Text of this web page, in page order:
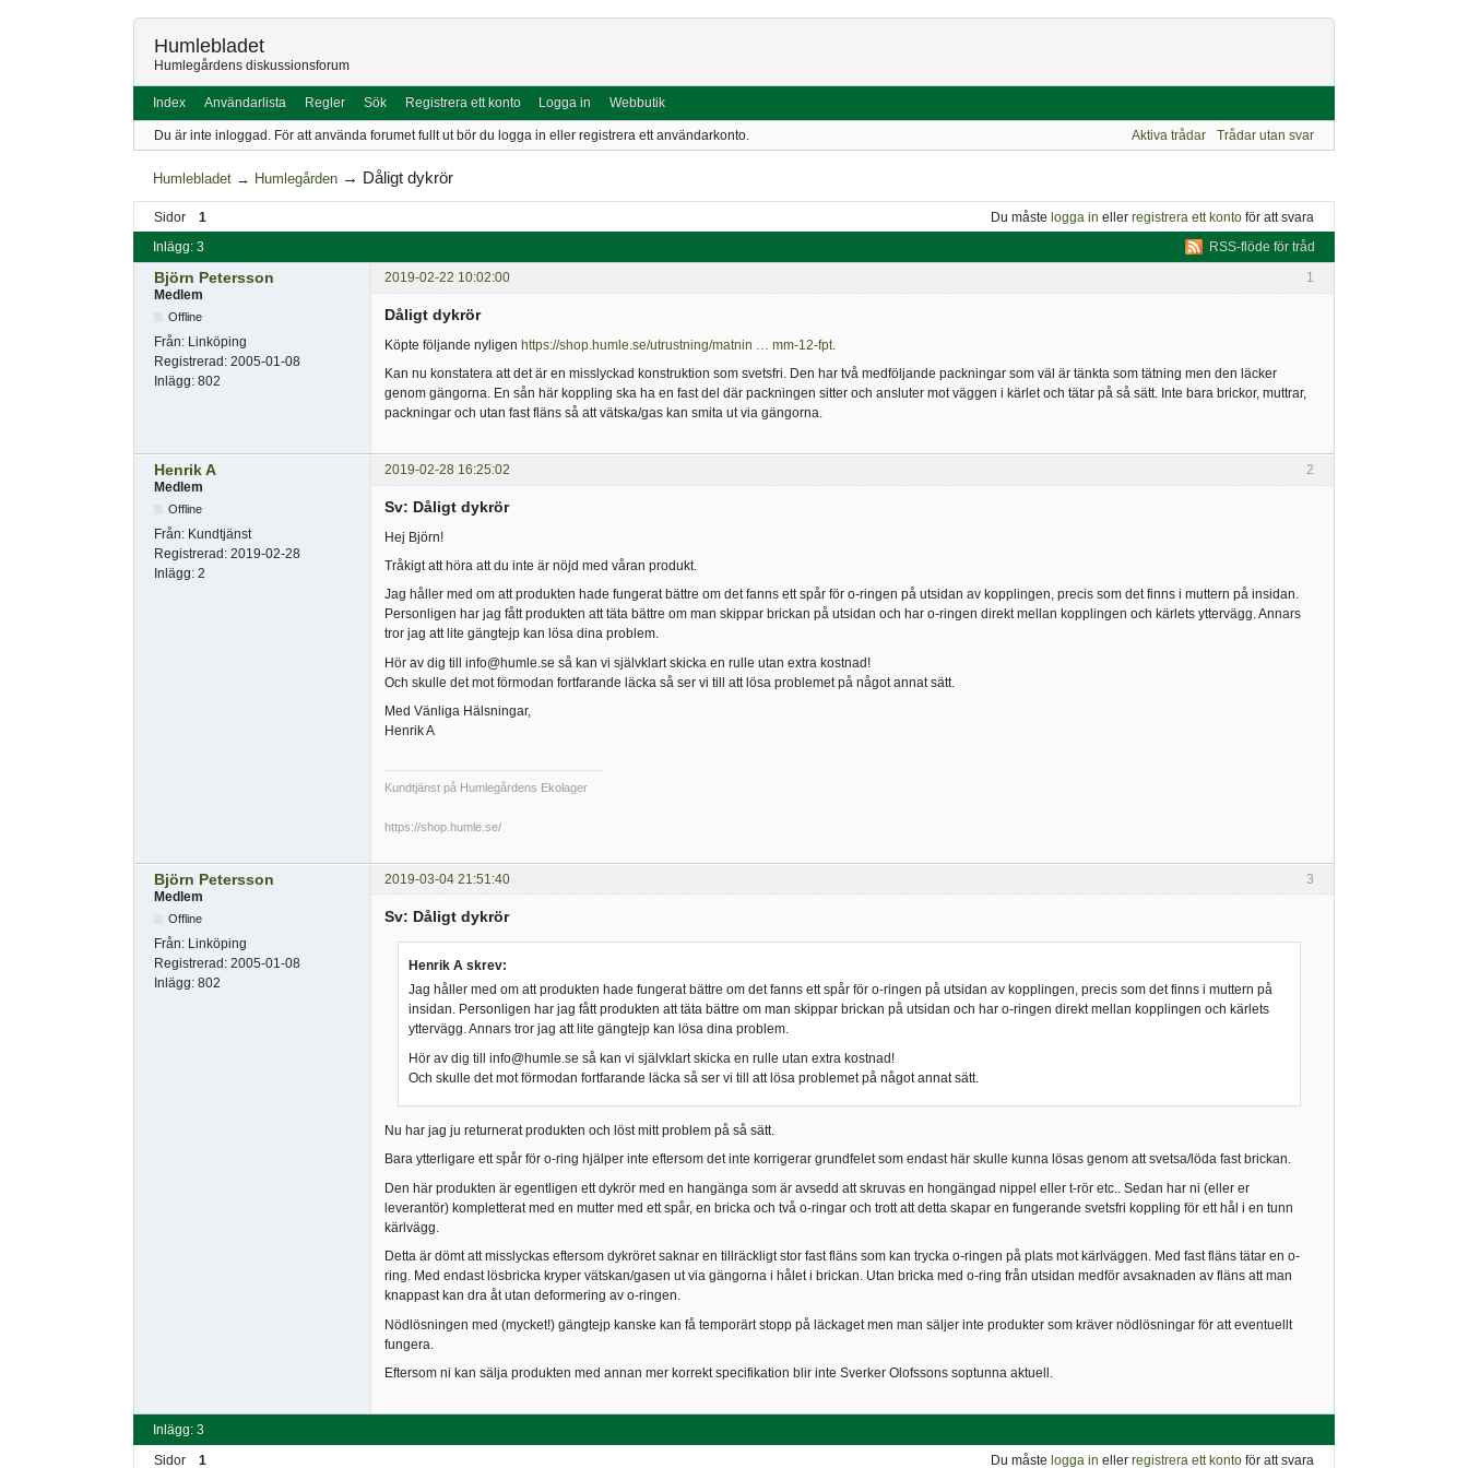
Humlebladet
Humlegårdens diskussionsforum
Index Användarlista Regler Sök Registrera ett konto Logga in Webbutik
Du är inte inloggad. För att använda forumet fullt ut bör du logga in eller registrera ett användarkonto. Aktiva trådar Trådar utan svar
Humlebladet → Humlegården → Dåligt dykrör
Sidor 1 Du måste logga in eller registrera ett konto för att svara
RSS-flöde för tråd
Inlägg: 3
1
Björn Petersson
2019-02-22 10:02:00
Medlem
Offline
Från: Linköping
Registrerad: 2005-01-08
Inlägg: 802
Dåligt dykrör
Köpte följande nyligen https://shop.humle.se/utrustning/matnin … mm-12-fpt.
Kan nu konstatera att det är en misslyckad konstruktion som svetsfri. Den har två medföljande packningar som väl är tänkta som tätning men den läcker
genom gängorna. En sån här koppling ska ha en fast del där packningen sitter och ansluter mot väggen i kärlet och tätar på så sätt. Inte bara brickor, muttrar,
packningar och utan fast fläns så att vätska/gas kan smita ut via gängorna.
2
Henrik A
2019-02-28 16:25:02
Medlem
Offline
Från: Kundtjänst
Registrerad: 2019-02-28
Inlägg: 2
Sv: Dåligt dykrör
Hej Björn!
Tråkigt att höra att du inte är nöjd med våran produkt.
Jag håller med om att produkten hade fungerat bättre om det fanns ett spår för o-ringen på utsidan av kopplingen, precis som det finns i muttern på insidan.
Personligen har jag fått produkten att täta bättre om man skippar brickan på utsidan och har o-ringen direkt mellan kopplingen och kärlets yttervägg. Annars
tror jag att lite gängtejp kan lösa dina problem.
Hör av dig till info@humle.se så kan vi självklart skicka en rulle utan extra kostnad!
Och skulle det mot förmodan fortfarande läcka så ser vi till att lösa problemet på något annat sätt.
Med Vänliga Hälsningar,
Henrik A
Kundtjänst på Humlegårdens Ekolager
https://shop.humle.se/
3
Björn Petersson
2019-03-04 21:51:40
Medlem
Offline
Från: Linköping
Registrerad: 2005-01-08
Inlägg: 802
Sv: Dåligt dykrör
Henrik A skrev:
Jag håller med om att produkten hade fungerat bättre om det fanns ett spår för o-ringen på utsidan av kopplingen, precis som det finns i muttern på
insidan. Personligen har jag fått produkten att täta bättre om man skippar brickan på utsidan och har o-ringen direkt mellan kopplingen och kärlets
yttervägg. Annars tror jag att lite gängtejp kan lösa dina problem.
Hör av dig till info@humle.se så kan vi självklart skicka en rulle utan extra kostnad!
Och skulle det mot förmodan fortfarande läcka så ser vi till att lösa problemet på något annat sätt.
Nu har jag ju returnerat produkten och löst mitt problem på så sätt.
Bara ytterligare ett spår för o-ring hjälper inte eftersom det inte korrigerar grundfelet som endast här skulle kunna lösas genom att svetsa/löda fast brickan.
Den här produkten är egentligen ett dykrör med en hangänga som är avsedd att skruvas en hongängad nippel eller t-rör etc.. Sedan har ni (eller er
leverantör) kompletterat med en mutter med ett spår, en bricka och två o-ringar och trott att detta skapar en fungerande svetsfri koppling för ett hål i en tunn
kärlvägg.
Detta är dömt att misslyckas eftersom dykröret saknar en tillräckligt stor fast fläns som kan trycka o-ringen på plats mot kärlväggen. Med fast fläns tätar en o-
ring. Med endast lösbricka kryper vätskan/gasen ut via gängorna i hålet i brickan. Utan bricka med o-ring från utsidan medför avsaknaden av fläns att man
knappast kan dra åt utan deformering av o-ringen.
Nödlösningen med (mycket!) gängtejp kanske kan få temporärt stopp på läckaget men man säljer inte produkter som kräver nödlösningar för att eventuellt
fungera.
Eftersom ni kan sälja produkten med annan mer korrekt specifikation blir inte Sverker Olofssons soptunna aktuell.
Inlägg: 3
Sidor
1 Du måste logga in eller registrera ett konto för att svara